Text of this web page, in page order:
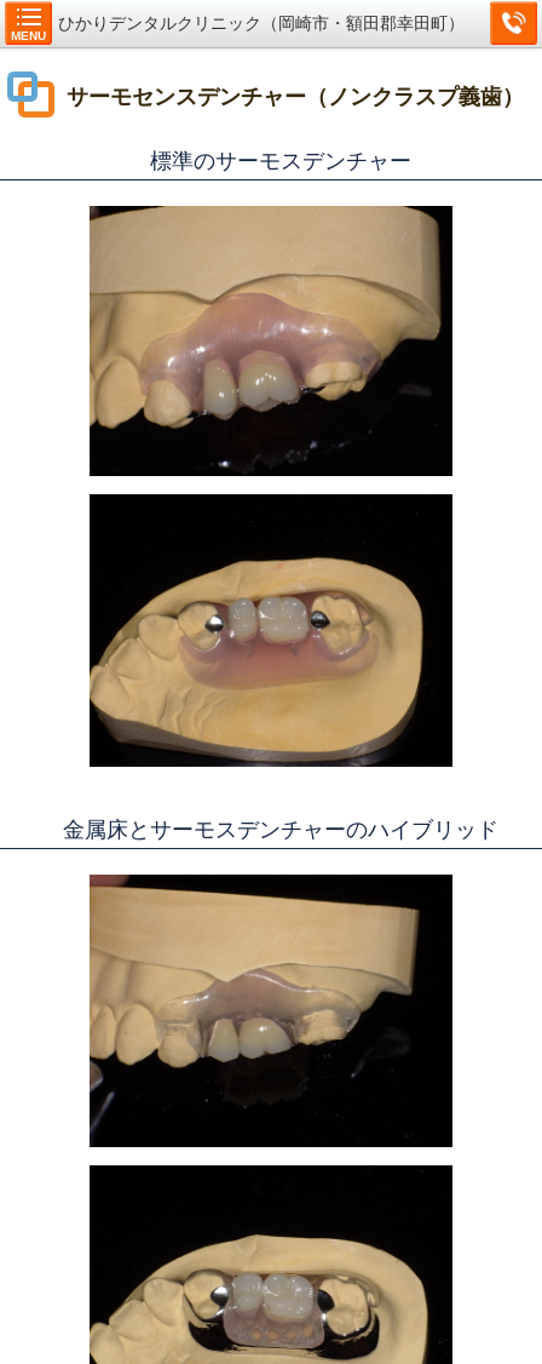
MENU
ひかりデンタルクリニック（岡崎市・額田郡幸田町）
サーモセンスデンチャー（ノンクラスプ義歯）
標準のサーモスデンチャー
金属床とサーモスデンチャーのハイブリッド